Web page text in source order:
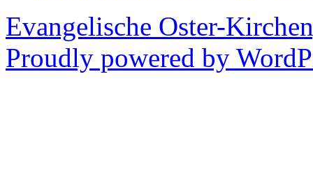
Evangelische Oster-
Proudly powered by